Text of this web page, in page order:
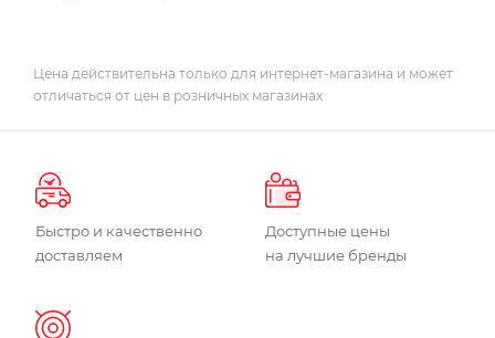
Цена действительна только для интернет-магазина и может
отличаться от цен в розничных магазинах
Быстро и качественно
доставляем
Доступные цены
на лучшие бренды